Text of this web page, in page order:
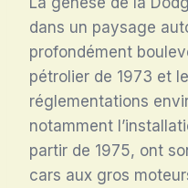
dans un paysage
profondément
pétrolier de 1973 et
réglementations
notamment
partir de 1975, ont
cars aux gros